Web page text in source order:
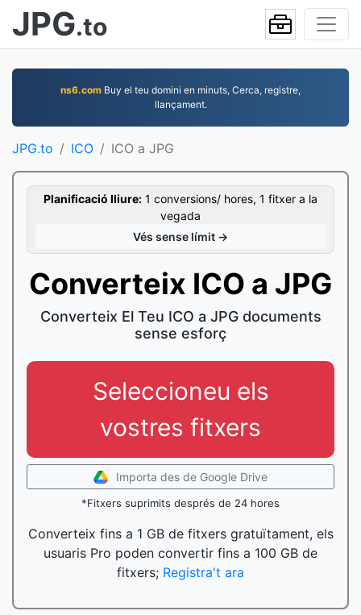
JPG.to
ns6.com Buy el teu domini en minuts, Cerca, registre,
llançament.
JPG.to ICO ICO a JPG
Planificació lliure: 1 conversions/ hores, 1 fitxer a la
vegada
Vés sense límit →
Converteix ICO a JPG
Converteix El Teu ICO a JPG documents
sense esforç
Seleccioneu els
vostres fitxers
Importa des de Google Drive
*Fitxers suprimits després de 24 hores
Converteix fins a 1 GB de fitxers gratuïtament, els
usuaris Pro poden convertir fins a 100 GB de
fitxers; Registra't ara